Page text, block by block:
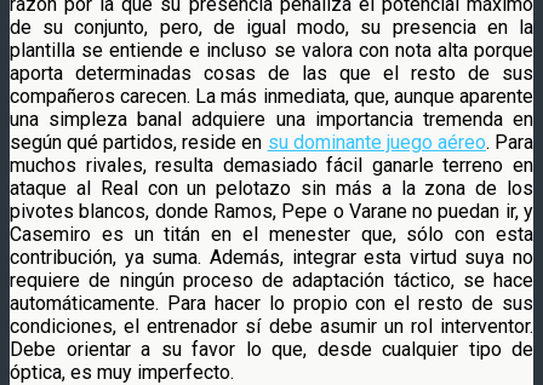
de su conjunto, pero, de igual modo, su presencia en la
plantilla se entiende e incluso se valora con nota alta porque
aporta determinadas cosas de las que el resto de sus
compañeros carecen. La más inmediata, que, aunque aparente
una simpleza banal adquiere una importancia tremenda en
según qué partidos, reside en su dominante juego aéreo. Para
muchos rivales, resulta demasiado fácil ganarle terreno en
ataque al Real con un pelotazo sin más a la zona de los
pivotes blancos, donde Ramos, Pepe o Varane no puedan ir, y
Casemiro es un titán en el menester que, sólo con esta
contribución, ya suma. Además, integrar esta virtud suya no
requiere de ningún proceso de adaptación táctico, se hace
automáticamente. Para hacer lo propio con el resto de sus
condiciones, el entrenador sí debe asumir un rol interventor.
Debe orientar a su favor lo que, desde cualquier tipo de
óptica, es muy imperfecto.